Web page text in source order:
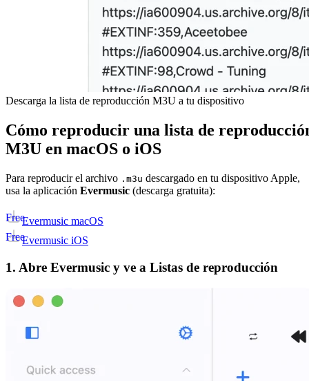
Descarga la lista de reproducción M3U a tu dispositivo
Cómo reproducir una lista de
M3U en macOS o iOS
Para reproducir el archivo .m3u descargado en tu dispositivo Apple,
usa la aplicación Evermusic (descarga gratuita):
Evermusic macOS
Free
Evermusic iOS
Free
1. Abre Evermusic y ve a Listas de reproducción